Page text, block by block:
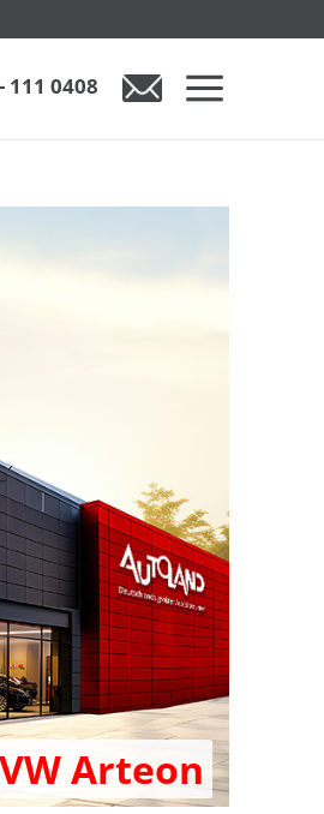
111 0408
VW Arteon